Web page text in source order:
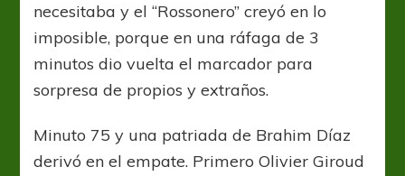
necesitaba y el “Rossonero” creyó en lo
imposible, porque en una ráfaga de 3
minutos dio vuelta el marcador para
sorpresa de propios y extraños.
Minuto 75 y una patriada de Brahim Díaz
derivó en el empate. Primero Olivier Giroud